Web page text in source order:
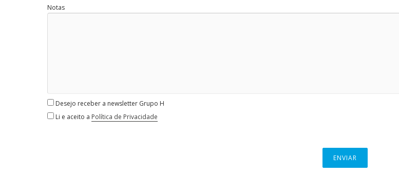
Notas
Desejo receber a newsletter Grupo H
Li e aceito a Política de Privacidade
ENVIAR